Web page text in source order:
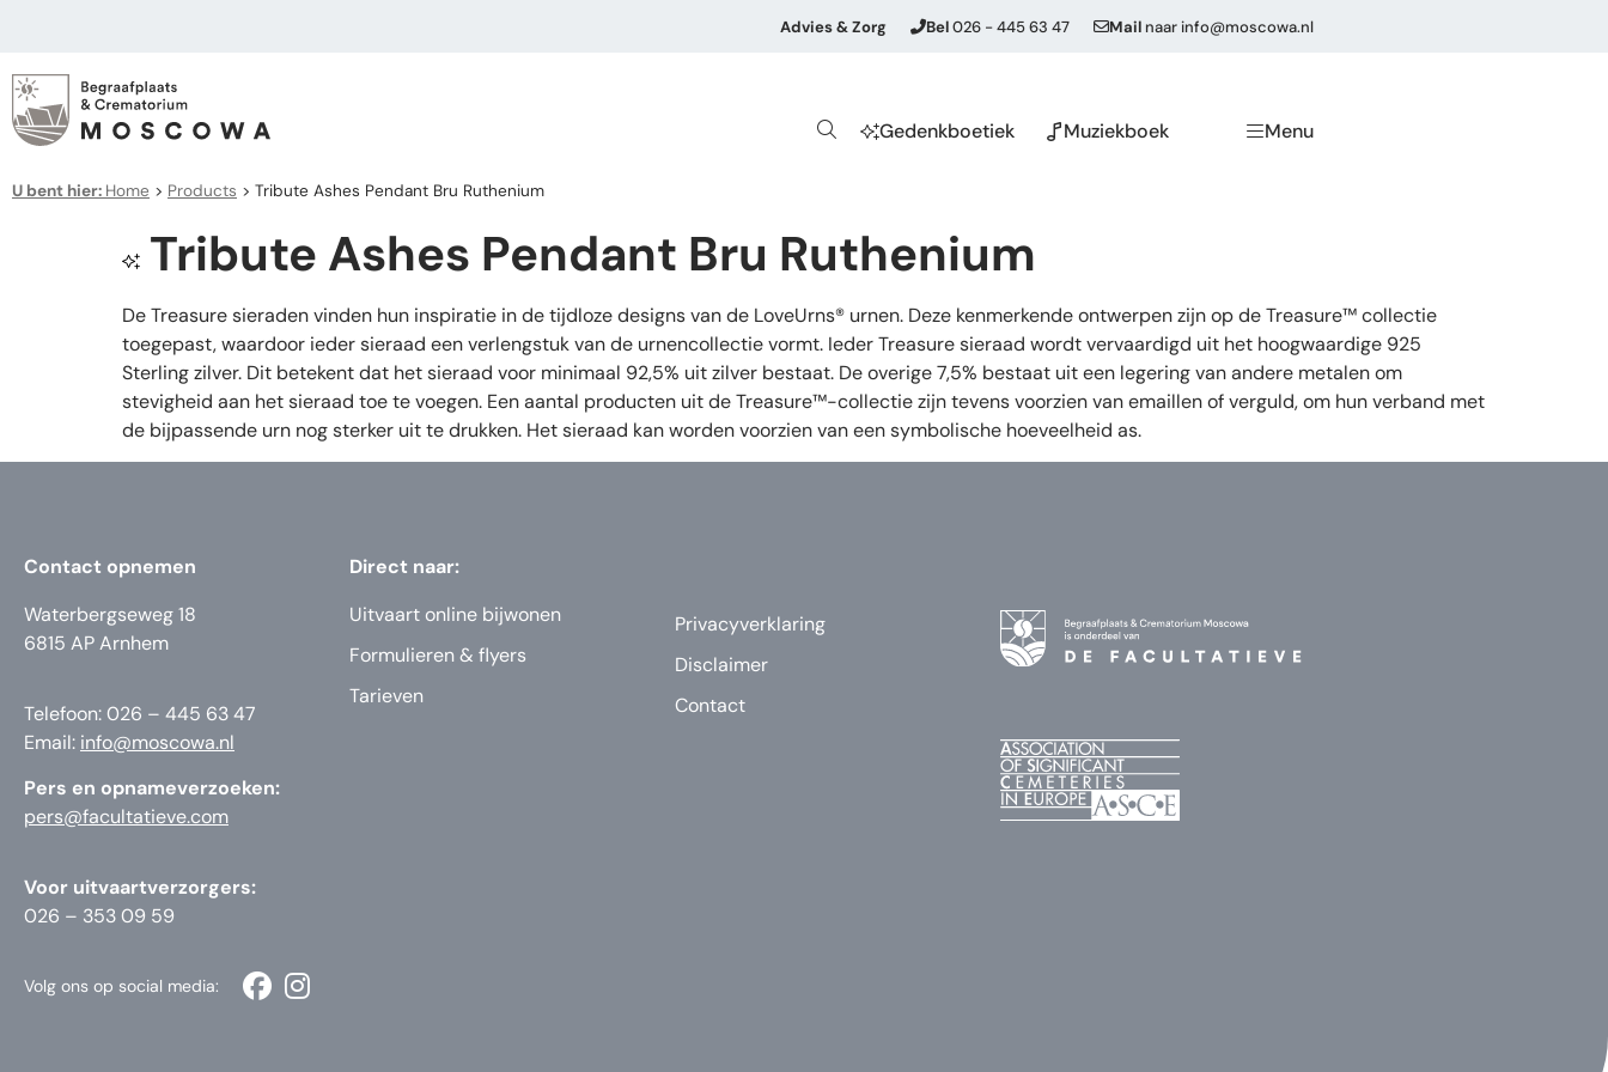
Advies & Zorg Bel026 - 445 63 47 Mail naarinfo@moscowa.nl
Gedenkboetiek Muziekboek Menu
U bent hier: Home > Products > Tribute Ashes Pendant Bru Ruthenium
Tribute Ashes Pendant Bru Ruthenium
De Treasure sieraden vinden hun inspiratie in de tijdloze designs van de LoveUrns® urnen. Deze kenmerkende ontwerpen zijn op de Treasure™ collectie
toegepast, waardoor ieder sieraad een verlengstuk van de urnencollectie vormt. Ieder Treasure sieraad wordt vervaardigd uit het hoogwaardige 925
Sterling zilver. Dit betekent dat het sieraad voor minimaal 92,5% uit zilver bestaat. De overige 7,5% bestaat uit een legering van andere metalen om
stevigheid aan het sieraad toe te voegen. Een aantal producten uit de Treasure™-collectie zijn tevens voorzien van emaillen of verguld, om hun verband met
de bijpassende urn nog sterker uit te drukken. Het sieraad kan worden voorzien van een symbolische hoeveelheid as.
Contact opnemen
Waterbergseweg 18
6815 AP Arnhem
Telefoon: 026 – 445 63 47
Email: info@moscowa.nl
Pers en opnameverzoeken:
pers@facultatieve.com
Voor uitvaartverzorgers:
026 – 353 09 59
Direct naar:
Uitvaart online bijwonen
Formulieren & flyers
Tarieven
Privacyverklaring
Disclaimer
Contact
Volg ons op social media: